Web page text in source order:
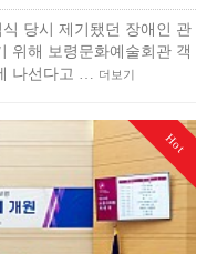
당시 제기됐던 장애인 관
위해 보령문화예술회관 객
나선다고 …
더보기
Hot